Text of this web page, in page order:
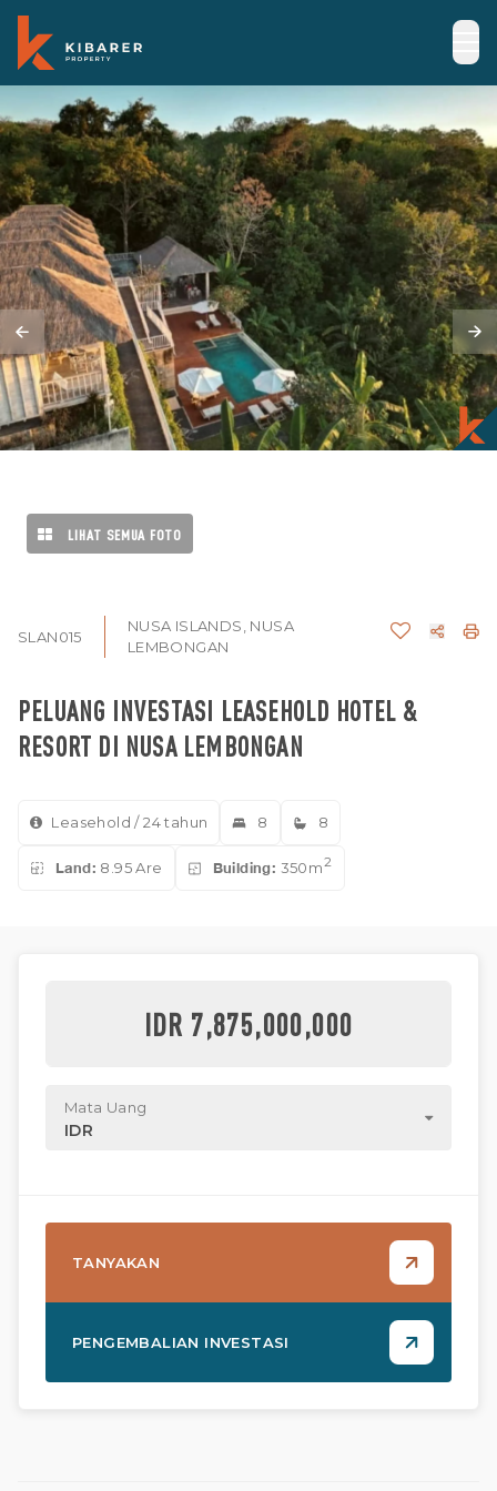
LIHAT SEMUA FOTO
SLAN015
NUSA ISLANDS, NUSA
LEMBONGAN
PELUANG INVESTASI LEASEHOLD HOTEL &
RESORT DI NUSA LEMBONGAN
Leasehold / 24 tahun 8 8
Land: 8.95 Are Building: 350m2
IDR 7,875,000,000
Mata Uang
IDR
TANYAKAN
PENGEMBALIAN INVESTASI